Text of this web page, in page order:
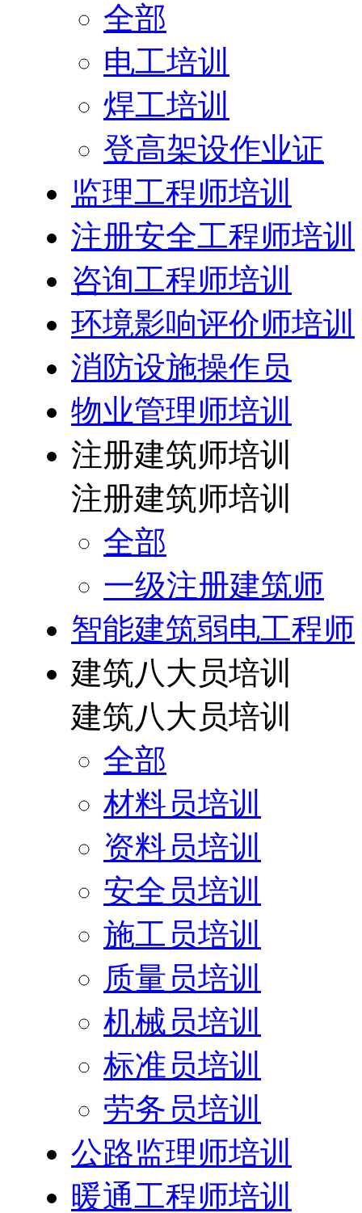
全部
电工培训
焊工培训
登高架设作业证
监理工程师培训
注册安全工程师培训
咨询工程师培训
环境影响评价师培训
消防设施操作员
物业管理师培训
注册建筑师培训
注册建筑师培训
全部
一级注册建筑师
智能建筑弱电工程师
建筑八大员培训
建筑八大员培训
全部
材料员培训
资料员培训
安全员培训
施工员培训
质量员培训
机械员培训
标准员培训
劳务员培训
公路监理师培训
暖通工程师培训